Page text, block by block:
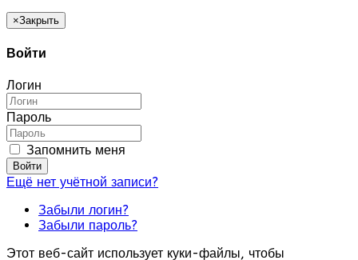
×Закрыть
Войти
Логин
Пароль
Запомнить меня
Войти
Ещё нет учётной записи?
Забыли логин?
Забыли пароль?
Этот веб-сайт использует куки-файлы, чтобы